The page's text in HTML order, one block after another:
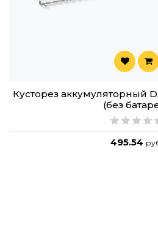
Кусторез аккумуляторный
(без
495.54